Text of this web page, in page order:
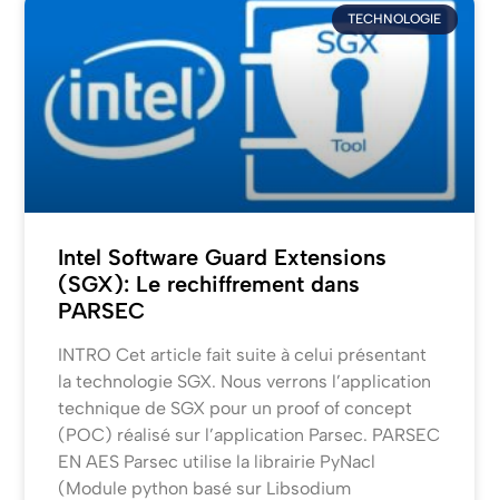
TECHNOLOGIE
Intel Software Guard Extensions
(SGX): Le rechiffrement dans
PARSEC
INTRO Cet article fait suite à celui présentant
la technologie SGX. Nous verrons l’application
technique de SGX pour un proof of concept
(POC) réalisé sur l’application Parsec. PARSEC
EN AES Parsec utilise la librairie PyNacl
(Module python basé sur Libsodium